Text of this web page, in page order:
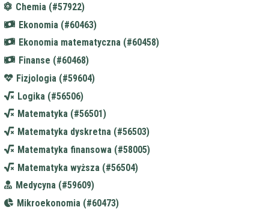
Chemia (#57922)
Ekonomia (#60463)
Ekonomia matematyczna (#60458)
Finanse (#60468)
Fizjologia (#59604)
Logika (#56506)
Matematyka (#56501)
Matematyka dyskretna (#56503)
Matematyka finansowa (#58005)
Matematyka wyższa (#56504)
Medycyna (#59609)
Mikroekonomia (#60473)